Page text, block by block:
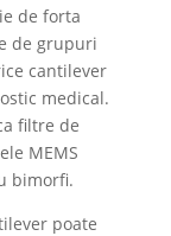
de forta
de grupuri
cantilever
medical.
filtre de
MEMS
bimorfi.
poate